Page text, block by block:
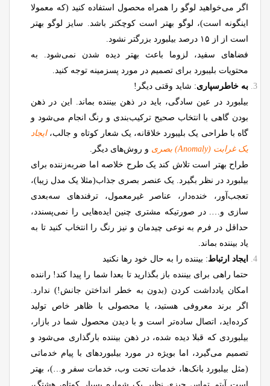
اگر می‌خواهید لوگو را همراه محصول استفاده کنید (که معمولا
اینگونه است)، لوگو بهتر است کوچکتر باشد. سایز لوگو بهتر
است از از ۱۵ درصد بیلبورد بزرگتر نشود.
فضاهای سفید، لزوما باعث بهتر دیده شدن نمی‌شود. به
محتویات بلیبورد برای تصمیم در مورد پسزمینه توجه کنید.
به خاطرسپاری: شاید وقتی دیگر!
بیلبورد در عین سادگی، باید در ذهن بیننده بماند. این در ذهن
بودن گاهی با انتخاب صحیح ترکیب‌بندی و رنگ انجام می‌شود و
گاه با طراحی یک بلیبورد خلاقانه، یک شعار کوتاه و جالب،ایجاد
یک غرابت (Anomaly) بصری
و روش‌های دیگر.
طراح بهتر است تلاش کند یک طرح خلاصه اما ضربه‌زننده برای
بیلبورد در نظر بگیرد. یک عنصر بصری جذاب(مثلا یک مدل زیبا)،
تعجب‌آور، خنده‌دار، عناصر غیرمعمول، ترفندهای سه‌بعدی
سازی و…. در صورتیکه مشتری چنین ایده‌هایی را نمی‌پسندد،
حداقل در فرم به نوعی چیدمان و نیز رنگ را انتخاب کنید تا به
یاد بیننده بماند.
ایجاد ارتباط: بیننده را به حال خود رها نکنید
حتما راهی برای بیننده باز بگذارید تا بعدا شما را پیدا کند! راننده
امکان یادداشت کردن (بدون به خطر انداختن جانش!) ندارد.
اگر برند معروفی هستید، یا محصولی با ظاهر خاص تولید
کرده‌اید، اتصال ساده‌تر است و با دیدن محصول شما در بازار،
بیلبوردی که قبلا دیده شده، در ذهن بیننده بارگذاری می‌شود و
تصمیم می‌گیرد، اما بویژه در مورد بیلبوردهای با پیام خدماتی
(مثل بیلبورد بانک‌ها، خدمات تحت وب، خدمات سفر و…)، بهتر